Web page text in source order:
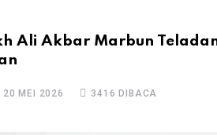
Ali Akbar Marbun
20 MEI 2026 3416 DIBACA